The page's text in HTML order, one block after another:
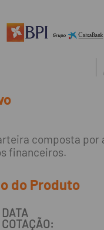
composta por
financeiros.
do Produto
DATA
COTAÇÃO: